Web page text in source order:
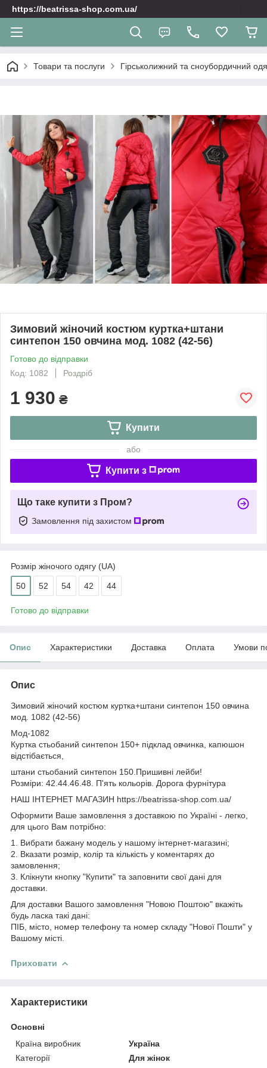
https://beatrissa-shop.com.ua/
Товари та послуги Гірськолижний та сноубордичний
Зимовий жіночий костюм куртка+штани
синтепон 150 овчина мод. 1082 (42-56)
Готово до відправки
Код: 1082
Роздріб
1 930 ₴
Купити
або
Купити з
Що таке купити з Пром?
Замовлення під захистом
Розмір жіночого одягу (UA)
50 52 54 42 44
Готово до відправки
Опис Характеристики Доставка Оплата Умови
Опис
Зимовий жіночий костюм куртка+штани синтепон 150 овчина
мод. 1082 (42-56)
Мод-1082
Куртка стьобаний синтепон 150+ підклад овчинка, капюшон
відстібається,
штани стьобаний синтепон 150.Пришивні лейби!
Розміри: 42.44.46.48. П'ять кольорів. Дорога фурнітура
НАШ ІНТЕРНЕТ МАГАЗИН https://beatrissa-shop.com.ua/
Оформити Ваше замовлення з доставкою по Україні - легко,
для цього Вам потрібно:
1. Вибрати бажану модель у нашому інтернет-магазині;
2. Вказати розмір, колір та кількість у коментарях до
замовлення;
3. Клікнути кнопку "Купити" та заповнити свої дані для
доставки.
Для доставки Вашого замовлення "Новою Поштою" вкажіть
будь ласка такі дані:
ПІБ, місто, номер телефону та номер складу "Нової Пошти" у
Вашому місті.
Приховати
Характеристики
Основні
Країна виробник
Україна
Категорії
Для жінок